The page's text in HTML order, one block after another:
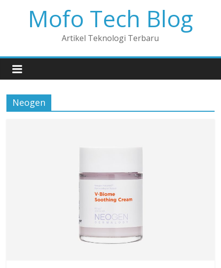
Mofo Tech Blog
Artikel Teknologi Terbaru
Neogen